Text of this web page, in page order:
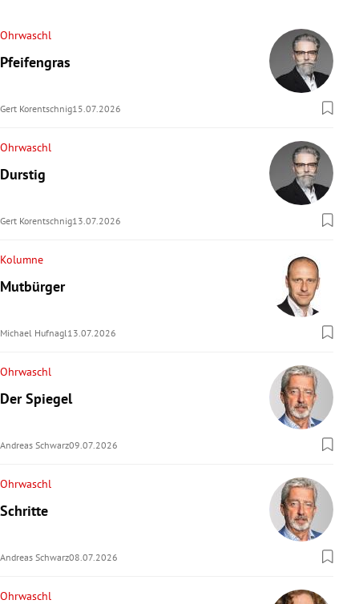
Ohrwaschl
Pfeifengras
Gert Korentschnig15.07.2026
Ohrwaschl
Durstig
Gert Korentschnig13.07.2026
Kolumne
Mutbürger
Michael Hufnagl 13.07.2026
Ohrwaschl
Der Spiegel
Andreas Schwarz09.07.2026
Ohrwaschl
Schritte
Andreas Schwarz08.07.2026
Ohrwaschl